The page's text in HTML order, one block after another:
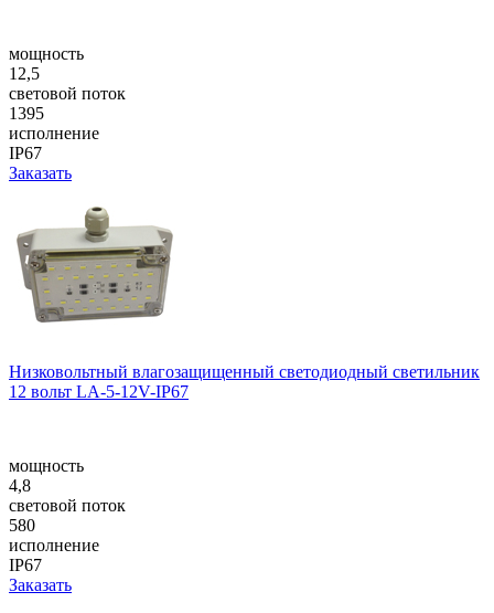
мощность
12,5
световой поток
1395
исполнение
IP67
Заказать
Низковольтный влагозащищенный светодиодный светильник
12 вольт LA-5-12V-IP67
мощность
4,8
световой поток
580
исполнение
IP67
Заказать